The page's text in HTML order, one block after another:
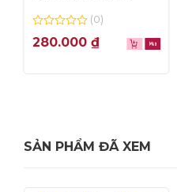
Aroma – lọ 100g
0
out
5
(0)
280.000 ₫
SẢN PHẨM ĐÃ XEM